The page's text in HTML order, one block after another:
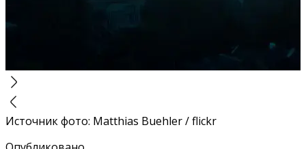
Источник фото: Matthias Buehler / flickr